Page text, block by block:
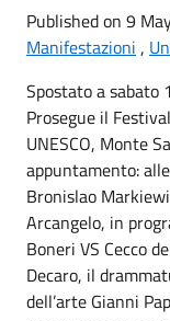
Published on 9
Manifestazioni ,
Spostato a sabato
Prosegue il
UNESCO, Monte
appuntamento:
Bronislao
Arcangelo, in
Boneri VS Cecco
Decaro, il
dell’arte Gianni